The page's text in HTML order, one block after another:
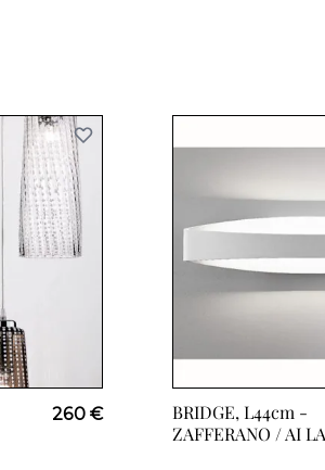
260 €
BRIDGE, L44cm -
ZAFFERANO / AI